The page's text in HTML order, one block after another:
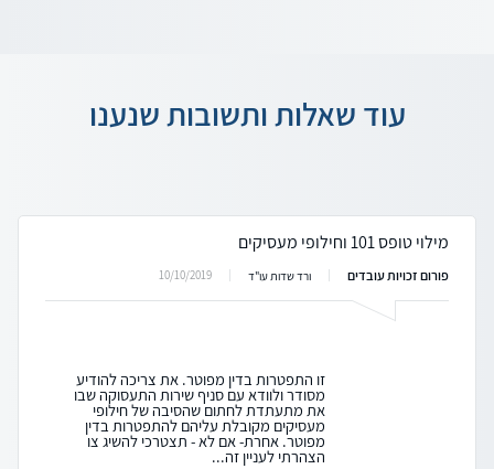
עוד שאלות ותשובות שנענו
מילוי טופס 101 וחילופי מעסיקים
פורום זכויות עובדים ורד שדות עו"ד 10/10/2019
זו התפטרות בדין מפוטר. את צריכה להודיע
מסודר ולוודא עם סניף שירות התעסוקה שבו
את מתעתדת לחתום שהסיבה של חילופי
מעסיקים מקובלת עליהם להתפטרות בדין
מפוטר. אחרת- אם לא - תצטרכי להשיג צו
הצהרתי לעניין זה...